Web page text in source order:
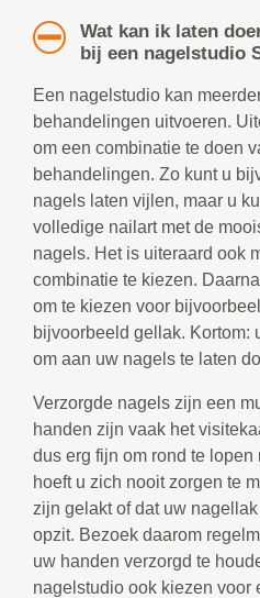
Wat kan ik laten
bij een nagelstudio
Een nagelstudio kan
behandelingen uitvoeren.
om een combinatie te doen
behandelingen. Zo kunt u
nagels laten vijlen, maar u
volledige nailart met de
nagels. Het is uiteraard ook
combinatie te kiezen.
om te kiezen voor
bijvoorbeeld gellak. Kortom:
om aan uw nagels te laten
Verzorgde nagels zijn een
handen zijn vaak het
dus erg fijn om rond te
hoeft u zich nooit zorgen te
zijn gelakt of dat uw
opzit. Bezoek daarom
uw handen verzorgd te
nagelstudio ook kiezen voor